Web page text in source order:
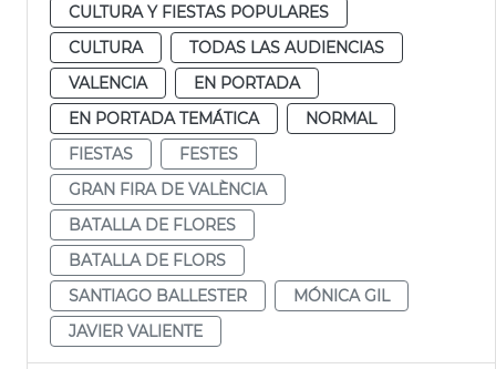
CULTURA Y FIESTAS POPULARES
CULTURA
TODAS LAS AUDIENCIAS
VALENCIA
EN PORTADA
EN PORTADA TEMÁTICA
NORMAL
FIESTAS
FESTES
GRAN FIRA DE VALÈNCIA
BATALLA DE FLORES
BATALLA DE FLORS
SANTIAGO BALLESTER
MÓNICA GIL
JAVIER VALIENTE